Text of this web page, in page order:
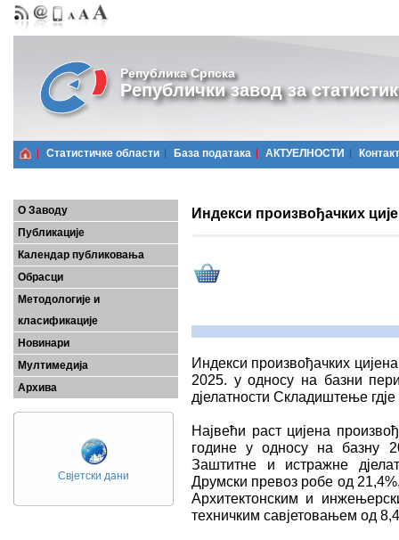
Република Српска
Републички завод за
Статистичке области Базa података АКТУЕЛНОСТИ Контакт
О Заводу
Публикације
Календар публиковања
Обрасци
Методологије и
класификације
Новинари
Мултимедија
Архива
Свјетски дани
Индекси произвођачких
Индекси произвођачких
2025. у односу на базни
дјелатности Складиштење
Највећи раст цијена
године у односу на базну
Заштитне и истражне
Друмски превоз робе од
Архитектонским и
техничким савјетовањем од